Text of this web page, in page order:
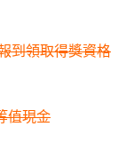
到領取得獎資格
值現金